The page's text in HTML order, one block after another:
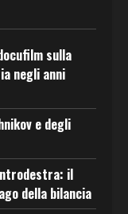
sulla
negli anni
e degli
il
della bilancia